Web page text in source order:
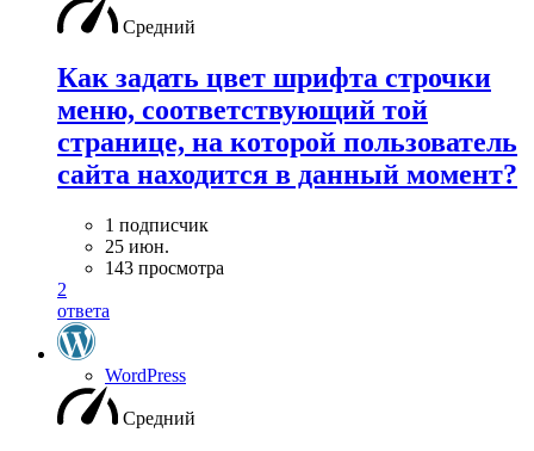
Средний
Как задать цвет шрифта строчки
меню, соответствующий той
странице, на которой пользователь
сайта находится в данный момент?
1 подписчик
25 июн.
143 просмотра
2
ответа
WordPress
Средний